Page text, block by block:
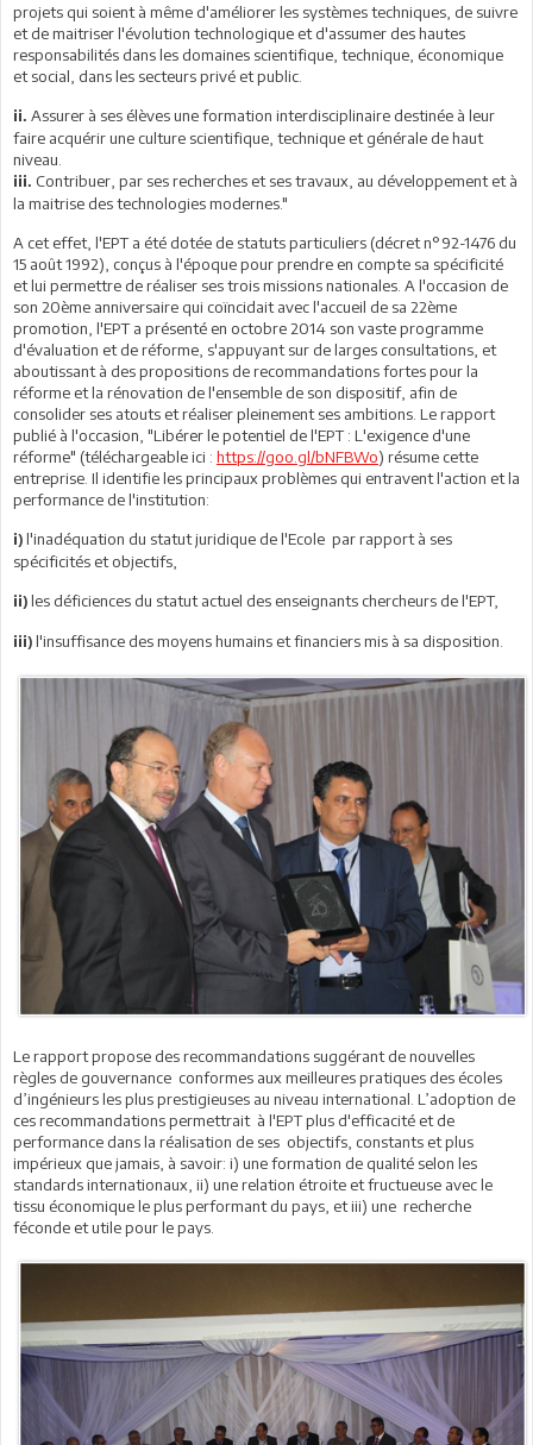
projets qui soient à même d'améliorer les systèmes techniques, de suivre
et de maitriser l'évolution technologique et d'assumer des hautes
responsabilités dans les domaines scientifique, technique, économique
et social, dans les secteurs privé et public.
ii. Assurer à ses élèves une formation interdisciplinaire destinée à leur
faire acquérir une culture scientifique, technique et générale de haut
niveau.
iii. Contribuer, par ses recherches et ses travaux, au développement et à
la maitrise des technologies modernes."
A cet effet, l'EPT a été dotée de statuts particuliers (décret n°92-1476 du
15 août 1992), conçus à l'époque pour prendre en compte sa spécificité
et lui permettre de réaliser ses trois missions nationales. A l'occasion de
son 20ème anniversaire qui coïncidait avec l'accueil de sa 22ème
promotion, l'EPT a présenté en octobre 2014 son vaste programme
d'évaluation et de réforme, s'appuyant sur de larges consultations, et
aboutissant à des propositions de recommandations fortes pour la
réforme et la rénovation de l'ensemble de son dispositif, afin de
consolider ses atouts et réaliser pleinement ses ambitions. Le rapport
publié à l'occasion, "Libérer le potentiel de l'EPT : L'exigence d'une
réforme" (téléchargeable ici : https://goo.gl/bNFBWo) résume cette
entreprise. Il identifie les principaux problèmes qui entravent l'action et la
performance de l'institution:
i) l'inadéquation du statut juridique de l'Ecole par rapport à ses
spécificités et objectifs,
ii) les déficiences du statut actuel des enseignants chercheurs de l'EPT,
iii) l'insuffisance des moyens humains et financiers mis à sa disposition.
Le rapport propose des recommandations suggérant de nouvelles
règles de gouvernance conformes aux meilleures pratiques des écoles
d’ingénieurs les plus prestigieuses au niveau international. L’adoption de
ces recommandations permettrait à l'EPT plus d'efficacité et de
performance dans la réalisation de ses objectifs, constants et plus
impérieux que jamais, à savoir: i) une formation de qualité selon les
standards internationaux, ii) une relation étroite et fructueuse avec le
tissu économique le plus performant du pays, et iii) une recherche
féconde et utile pour le pays.